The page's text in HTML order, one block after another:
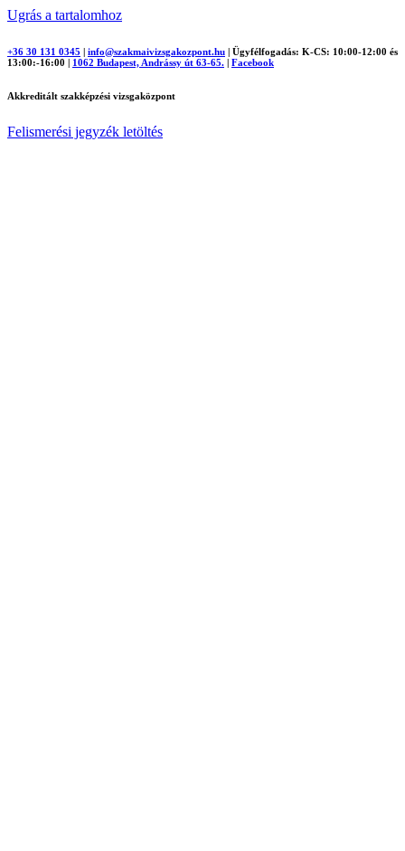
Ugrás a tartalomhoz
+36 30 131 0345 | info@szakmaivizsgakozpont.hu | Ügyfélfogadás: K-CS: 10:00-12:00 és
13:00:-16:00 | 1062 Budapest, Andrássy út 63-65. | Facebook
Akkreditált szakképzési vizsgaközpont
Felismerési jegyzék letöltés